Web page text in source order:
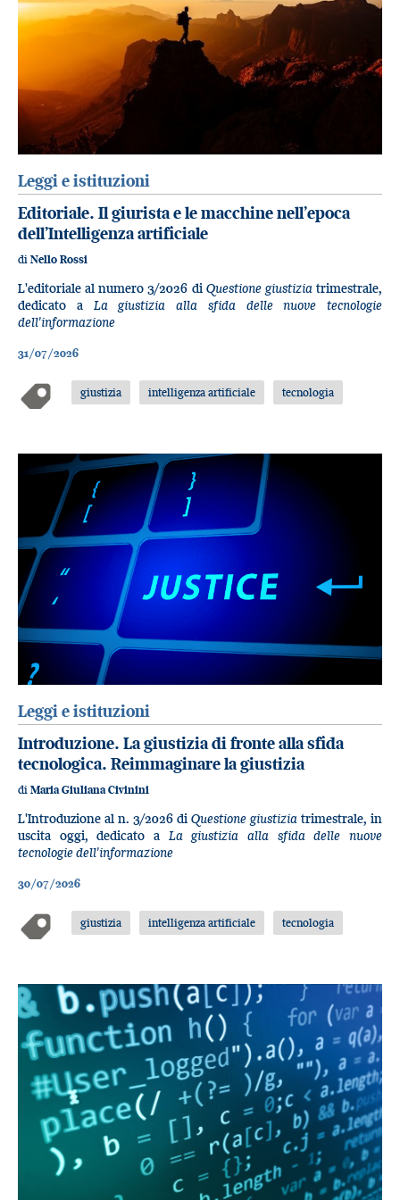
Leggi e istituzioni
Editoriale. Il giurista e le macchine nell’epoca
dell’Intelligenza artificiale
di Nello Rossi
L'editoriale al numero 3/2026 di Questione giustiziatrimestrale,
dedicato a La giustizia alla sfida delle nuove tecnologie
dell'informazione
31/07/2026
giustizia intelligenza artificiale tecnologia
Leggi e istituzioni
Introduzione. La giustizia di fronte alla sfida
tecnologica. Reimmaginare la giustizia
di Maria Giuliana Civinini
L'Introduzione al n. 3/2026 di Questione giustizia trimestrale, in
uscita oggi, dedicato a La giustizia alla sfida delle nuove
tecnologie dell'informazione
30/07/2026
giustizia intelligenza artificiale tecnologia